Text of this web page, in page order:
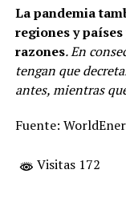
La pandemia
regiones y
razones. En
tengan que
antes, mientras
Fuente:
Visitas 172